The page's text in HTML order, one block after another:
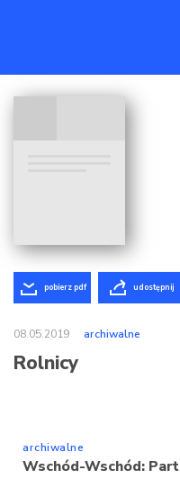
pobierz pdf udostępnij
08.05.2019 archiwalne
Rolnicy
archiwalne
Wschód-Wschód: